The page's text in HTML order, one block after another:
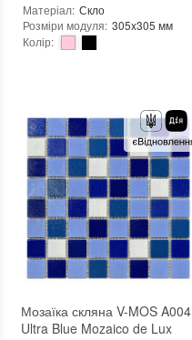
Матеріал: Скло
Розміри модуля: 305x305 мм
Колір:
Основа: Сітка
Кількість модулів у упаковці:
20 шт.
Вага модуля :
0.635 кг
Розмір чіпа
20x20 мм
Товщина чіпа: 4 мм
Площа модуля: 0,093 м²
Країна виробника
Китай
Бренд: Mozaico de Lux
Тип поверхні:
Глянцева, Неглазурована
новий
Мозаїка скляна V-MOS A004
Ultra Blue Mozaico de Lux